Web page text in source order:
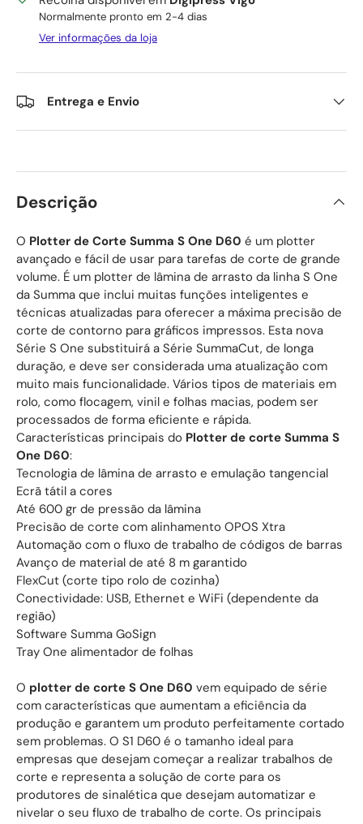
Normalmente pronto em 2-4 dias
Ver informações da loja
Entrega e Envio
Descrição
O Plotter de Corte Summa S One D60 é um plotter
avançado e fácil de usar para tarefas de corte de grande
volume. É um plotter de lâmina de arrasto da linha S One
da Summa que inclui muitas funções inteligentes e
técnicas atualizadas para oferecer a máxima precisão de
corte de contorno para gráficos impressos. Esta nova
Série S One substituirá a Série SummaCut, de longa
duração, e deve ser considerada uma atualização com
muito mais funcionalidade. Vários tipos de materiais em
rolo, como flocagem, vinil e folhas macias, podem ser
processados de forma eficiente e rápida.
Características principais do Plotter de corte Summa S
One D60:
Tecnologia de lâmina de arrasto e emulação tangencial
Ecrã tátil a cores
Até 600 gr de pressão da lâmina
Precisão de corte com alinhamento OPOS Xtra
Automação com o fluxo de trabalho de códigos de barras
Avanço de material de até 8 m garantido
FlexCut (corte tipo rolo de cozinha)
Conectividade: USB, Ethernet e WiFi (dependente da
região)
Software Summa GoSign
Tray One alimentador de folhas
O plotter de corte S One D60 vem equipado de série
com características que aumentam a eficiência da
produção e garantem um produto perfeitamente cortado
sem problemas. O S1 D60 é o tamanho ideal para
empresas que desejam começar a realizar trabalhos de
corte e representa a solução de corte para os
produtores de sinalética que desejam automatizar e
nivelar o seu fluxo de trabalho de corte. Os principais